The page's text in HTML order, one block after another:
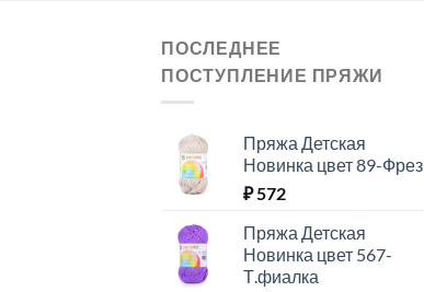
ПОСЛЕДНЕЕ
ПОСТУПЛЕНИЕ ПРЯЖИ
Пряжа Детская
Новинка цвет 89-Фрез
₽572
Пряжа Детская
Новинка цвет 567-
Т.фиалка